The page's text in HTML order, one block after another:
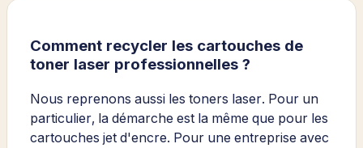
Comment recycler les cartouches de
toner laser professionnelles ?
Nous reprenons aussi les toners laser. Pour un
particulier, la démarche est la même que pour les
cartouches jet d'encre. Pour une entreprise avec